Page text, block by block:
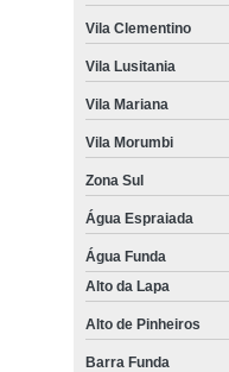
Vila Clementino
Vila Lusitania
Vila Mariana
Vila Morumbi
Zona Sul
Água Espraiada
Água Funda
Alto da Lapa
Alto de Pinheiros
Barra Funda